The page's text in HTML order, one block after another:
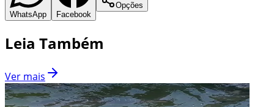
WhatsApp Facebook
Opções
Leia Também
Ver mais